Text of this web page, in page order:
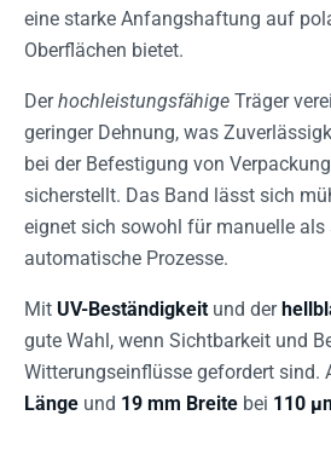
eine starke Anfangshaftung auf
Oberflächen bietet.
Derhochleistungsfähige Träger
geringer Dehnung, was
bei der Befestigung von
sicherstellt. Das Band lässt sich
eignet sich sowohl für manuelle als
automatische Prozesse.
Mit UV-Beständigkeit und der
gute Wahl, wenn Sichtbarkeit und
Witterungseinflüsse gefordert sind.
Länge und 19 mm Breite bei 110